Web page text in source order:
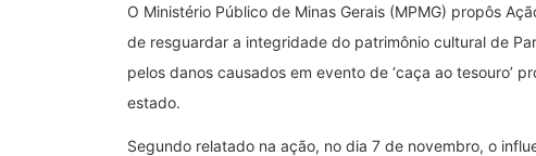
O Ministério Público de Minas Gerais (MPMG) propôs
de resguardar a integridade do patrimônio cultural de
pelos danos causados em evento de ‘caça ao tesouro’
estado.
Segundo relatado na ação, no dia 7 de novembro, o